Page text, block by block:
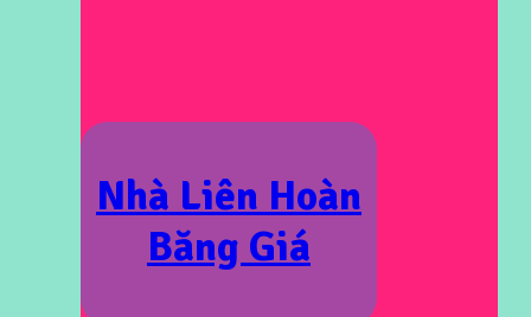
Nhà Liên Hoàn
Băng Giá